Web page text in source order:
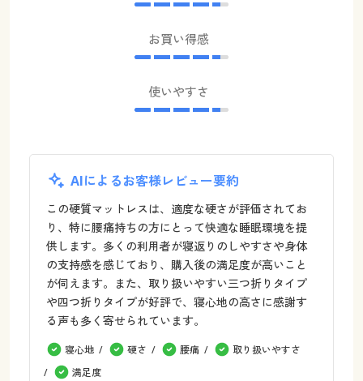
お買い得感
使いやすさ
AIによるお客様レビュー要約
この硬質マットレスは、適度な硬さが評価されてお
り、特に腰痛持ちの方にとって快適な睡眠環境を提
供します。多くの利用者が寝返りのしやすさや身体
の支持感を感じており、購入後の満足度が高いこと
が伺えます。また、取り扱いやすい三つ折りタイプ
や四つ折りタイプが好評で、寝心地の高さに感謝す
る声も多く寄せられています。
寝心地 硬さ 腰痛
取り扱いやすさ
満足度